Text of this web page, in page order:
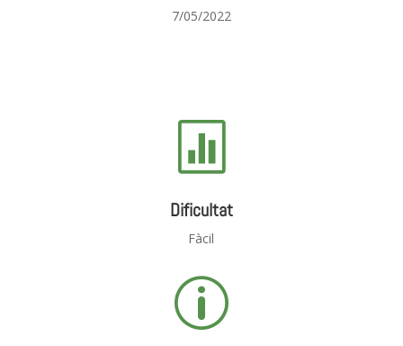
7/05/2022

Dificultat
Fàcil
p